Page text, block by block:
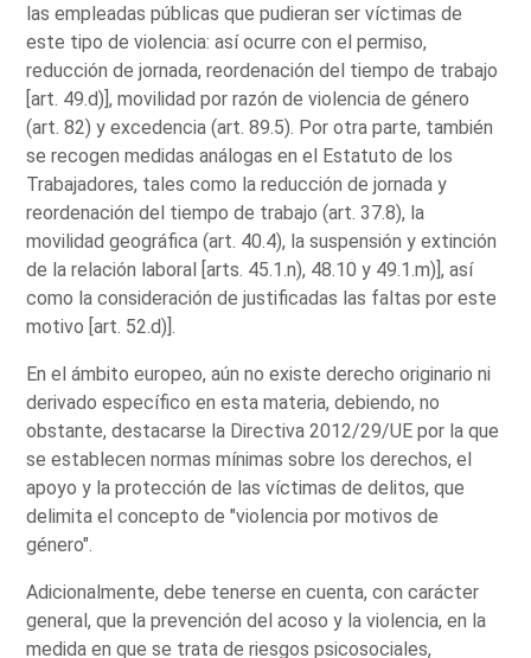
las empleadas públicas que pudieran ser víctimas de
este tipo de violencia: así ocurre con el permiso,
reducción de jornada, reordenación del tiempo de trabajo
[art. 49.d)], movilidad por razón de violencia de género
(art. 82) y excedencia (art. 89.5). Por otra parte, también
se recogen medidas análogas en el Estatuto de los
Trabajadores, tales como la reducción de jornada y
reordenación del tiempo de trabajo (art. 37.8), la
movilidad geográfica (art. 40.4), la suspensión y extinción
de la relación laboral [arts. 45.1.n), 48.10 y 49.1.m)], así
como la consideración de justificadas las faltas por este
motivo [art. 52.d)].
En el ámbito europeo, aún no existe derecho originario ni
derivado específico en esta materia, debiendo, no
obstante, destacarse la Directiva 2012/29/UE por la que
se establecen normas mínimas sobre los derechos, el
apoyo y la protección de las víctimas de delitos, que
delimita el concepto de "violencia por motivos de
género".
Adicionalmente, debe tenerse en cuenta, con carácter
general, que la prevención del acoso y la violencia, en la
medida en que se trata de riesgos psicosociales,